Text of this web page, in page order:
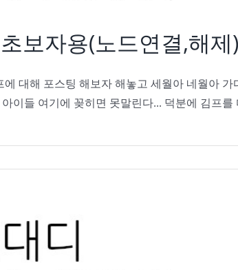
보자용(노드연결,해제)
대해 포스팅 해보자 해놓고 세월아 네월아
이들 여기에 꽂히면 못말린다... 덕분에 김프